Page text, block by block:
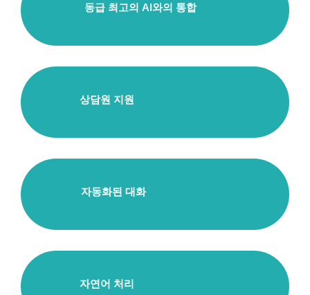
동급 최고의 AI와의 통합
상담원 지원
자동화된 대화
자연어 처리